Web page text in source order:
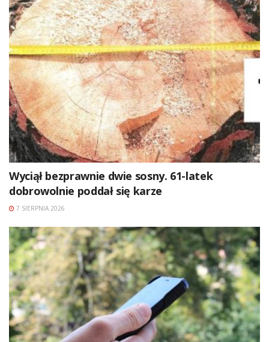
Wyciął bezprawnie dwie sosny. 61-latek
dobrowolnie poddał się karze
7 SIERPNIA 2026